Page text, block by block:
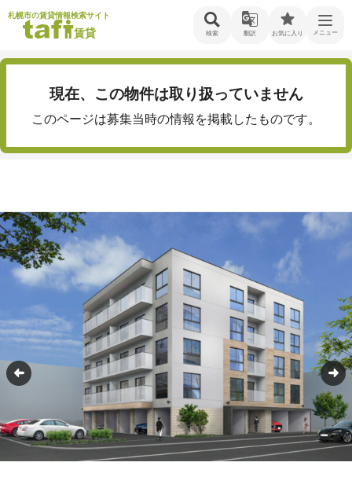
札幌市の賃貸情報検索サイト
賃貸 検索 翻訳 お気に入り メニュー
現在、この物件は取り扱っていません
このページは募集当時の情報を掲載したものです。